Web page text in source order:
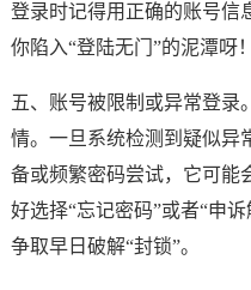
登录时记得用正确的账号信
你陷入“登陆无门”的泥潭呀！
五、账号被限制或异常登录
情。一旦系统检测到疑似异
备或频繁密码尝试，它可能
好选择“忘记密码”或者“申
争取早日破解“封锁”。